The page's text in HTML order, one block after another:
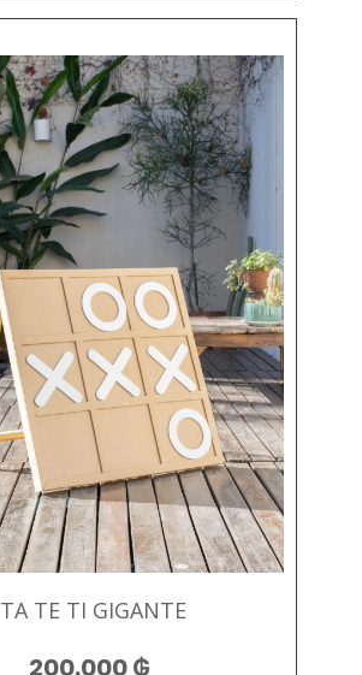
TA TE TI GIGANTE
200.000₲